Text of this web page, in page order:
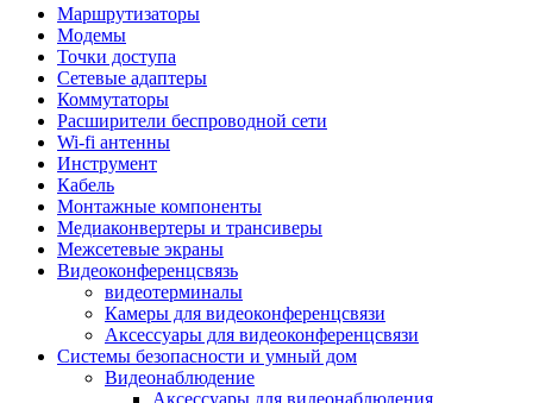
Степлеры строительные
Пистолеты клеевые
Наборы бит и сверел
Инструмент многофункциональный
Круги, диски, фрезы
Аксессуары для электро и
пневмоинструмента
Аккумуляторы для инструмента
Зарядные устройства для аккумуляторов
Миксеры строительные
Молотки отбойные
Маршрутизаторы
Модемы
Точки доступа
Сетевые адаптеры
Коммутаторы
Расширители беспроводной сети
Wi-fi антенны
Инструмент
Кабель
Монтажные компоненты
Медиаконвертеры и трансиверы
Межсетевые экраны
Видеоконференцсвязь
видеотерминалы
Камеры для видеоконференцсвязи
Аксессуары для видеоконференцсвязи
Системы безопасности и умный дом
Видеонаблюдение
Аксессуары для видеонаблюдения